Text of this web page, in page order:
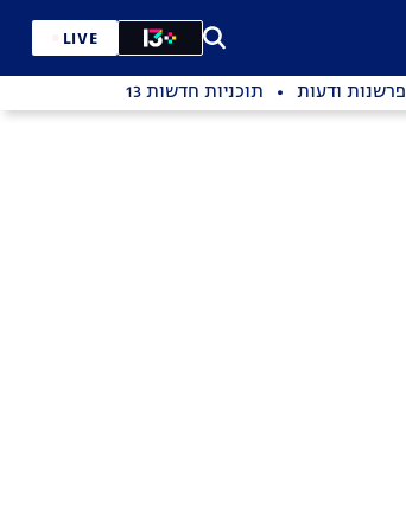
LIVE
פרשנות ודעות תוכניות חדשות 13